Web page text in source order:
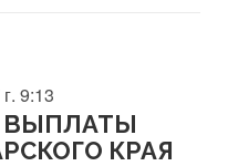
9:13
ВЫПЛАТЫ
КРАЯ